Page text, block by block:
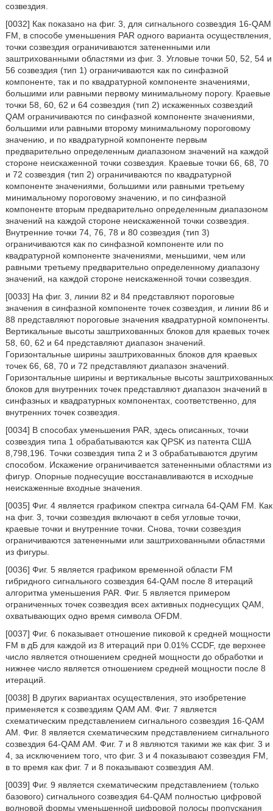
созвездия.
[0032] Как показано на фиг. 3, для сигнального созвездия 16-QAM
FM, в способе уменьшения PAR одного варианта осуществления,
точки созвездия ограничиваются затененными или
заштрихованными областями из фиг. 3. Угловые точки 50, 52, 54 и
56 созвездия (тип 1) ограничиваются как по синфазной
компоненте, так и по квадратурной компоненте значениями,
большими или равными первому минимальному порогу. Краевые
точки 58, 60, 62 и 64 созвездия (тип 2) искаженных созвездий
QAM ограничиваются по синфазной компоненте значениями,
большими или равными второму минимальному пороговому
значению, и по квадратурной компоненте первым
предварительно определенным диапазоном значений на каждой
стороне неискаженной точки созвездия. Краевые точки 66, 68, 70
и 72 созвездия (тип 2) ограничиваются по квадратурной
компоненте значениями, большими или равными третьему
минимальному пороговому значению, и по синфазной
компоненте вторым предварительно определенным диапазоном
значений на каждой стороне неискаженной точки созвездия.
Внутренние точки 74, 76, 78 и 80 созвездия (тип 3)
ограничиваются как по синфазной компоненте или по
квадратурной компоненте значениями, меньшими, чем или
равными третьему предварительно определенному диапазону
значений, на каждой стороне неискаженной точки созвездия.
[0033] На фиг. 3, линии 82 и 84 представляют пороговые
значения в синфазной компоненте точек созвездия, и линии 86 и
88 представляют пороговые значения квадратурной компоненты.
Вертикальные высоты заштрихованных блоков для краевых точек
58, 60, 62 и 64 представляют диапазон значений.
Горизонтальные ширины заштрихованных блоков для краевых
точек 66, 68, 70 и 72 представляют диапазон значений.
Горизонтальные ширины и вертикальные высоты заштрихованных
блоков для внутренних точек представляют диапазон значений в
синфазных и квадратурных компонентах, соответственно, для
внутренних точек созвездия.
[0034] В способах уменьшения PAR, здесь описанных, точки
созвездия типа 1 обрабатываются как QPSK из патента США
8,798,196. Точки созвездия типа 2 и 3 обрабатываются другим
способом. Искажение ограничивается затененными областями из
фигур. Опорные поднесущие восстанавливаются в исходные
неискаженные входные значения.
[0035] Фиг. 4 является графиком спектра сигнала 64-QAM FM. Как
на фиг. 3, точки созвездия включают в себя угловые точки,
краевые точки и внутренние точки. Снова, точки созвездия
ограничиваются затененными или заштрихованными областями
из фигуры.
[0036] Фиг. 5 является графиком временной области FM
гибридного сигнального созвездия 64-QAM после 8 итераций
алгоритма уменьшения PAR. Фиг. 5 является примером
ограниченных точек созвездия всех активных поднесущих QAM,
охватывающих одно время символа OFDM.
[0037] Фиг. 6 показывает отношение пиковой к средней мощности
FM в дБ для каждой из 8 итераций при 0.01% CCDF, где верхнее
число является отношением средней мощности до обработки и
нижнее число является отношением средней мощности после 8
итераций.
[0038] В других вариантах осуществления, это изобретение
применяется к созвездиям QAM AM. Фиг. 7 является
схематическим представлением сигнального созвездия 16-QAM
AM. Фиг. 8 является схематическим представлением сигнального
созвездия 64-QAM AM. Фиг. 7 и 8 являются такими же как фиг. 3 и
4, за исключением того, что фиг. 3 и 4 показывают созвездия FM,
в то время как фиг. 7 и 8 показывают созвездия AM.
[0039] Фиг. 9 является схематическим представлением (только
базового) сигнального созвездия 64-QAM полностью цифровой
волновой формы уменьшенной цифровой полосы пропускания